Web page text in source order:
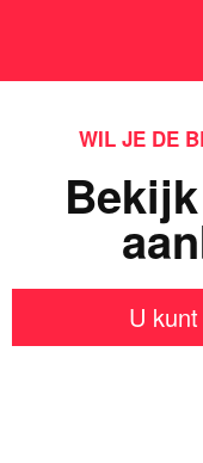
WIL JE DE
U